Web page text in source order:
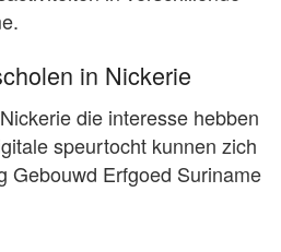
in Nickerie
die interesse hebben
speurtocht kunnen zich
Gebouwd Erfgoed Suriname